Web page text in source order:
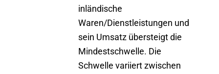
inländische
Waren/Dienstleistungen und
sein Umsatz übersteigt die
Mindestschwelle. Die
Schwelle variiert zwischen